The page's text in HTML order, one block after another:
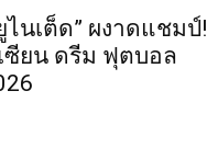
นเต็ด” ผงาดแชมป์!
ซียน ดรีม ฟุตบอล